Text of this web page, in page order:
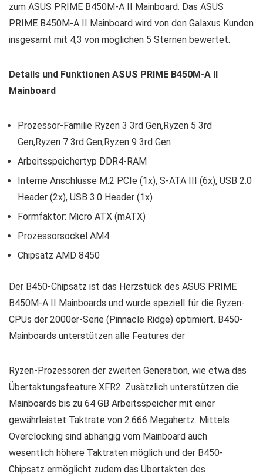
zum ASUS PRIME B450M-A II Mainboard. Das ASUS
PRIME B450M-A II Mainboard wird von den Galaxus Kunden
insgesamt mit 4,3 von möglichen 5 Sternen bewertet.
Details und Funktionen ASUS PRIME B450M-A II
Mainboard
Prozessor-Familie Ryzen 3 3rd Gen,Ryzen 5 3rd
Gen,Ryzen 7 3rd Gen,Ryzen 9 3rd Gen
Arbeitsspeichertyp DDR4-RAM
Interne Anschlüsse M.2 PCIe (1x), S-ATA III (6x), USB 2.0
Header (2x), USB 3.0 Header (1x)
Formfaktor: Micro ATX (mATX)
Prozessorsockel AM4
Chipsatz AMD 8450
Der B450-Chipsatz ist das Herzstück des ASUS PRIME
B450M-A II Mainboards und wurde speziell für die Ryzen-
CPUs der 2000er-Serie (Pinnacle Ridge) optimiert. B450-
Mainboards unterstützen alle Features der
Ryzen-Prozessoren der zweiten Generation, wie etwa das
Übertaktungsfeature XFR2. Zusätzlich unterstützen die
Mainboards bis zu 64 GB Arbeitsspeicher mit einer
gewährleistet Taktrate von 2.666 Megahertz. Mittels
Overclocking sind abhängig vom Mainboard auch
wesentlich höhere Taktraten möglich und der B450-
Chipsatz ermöglicht zudem das Übertakten des